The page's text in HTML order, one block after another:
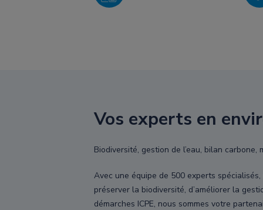
Vos experts en
Biodiversité, gestion de l’eau, bilan
Avec une équipe de 500 experts
préserver la biodiversité, d’améliorer la
démarches ICPE, nous sommes votre